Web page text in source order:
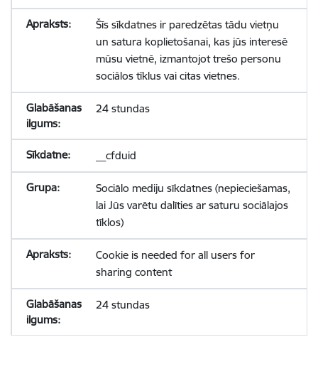
Šīs sīkdatnes ir paredzētas tādu vietņu
un satura koplietošanai, kas jūs interesē
mūsu vietnē, izmantojot trešo personu
sociālos tīklus vai citas vietnes.
24 stundas
__cfduid
Sociālo mediju sīkdatnes (nepieciešamas,
lai Jūs varētu dalīties ar saturu sociālajos
tīklos)
Cookie is needed for all users for
sharing content
24 stundas